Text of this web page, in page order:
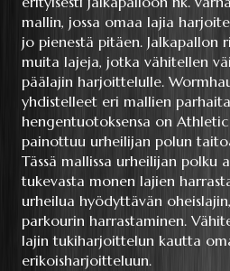
mallin, jossa omaa lajia
jo pienestä pitäen. Jalkapallon
muita lajeja, jotka vähitellen
päälajin harjoittelulle.
yhdistelleet eri mallien
hengentuotoksensa on
painottuu urheilijan polun
Tässä mallissa urheilijan polku
tukevasta monen lajien
urheilua hyödyttävän
parkourin harrastaminen.
lajin tukiharjoittelun kautta
erikoisharjoitteluun.